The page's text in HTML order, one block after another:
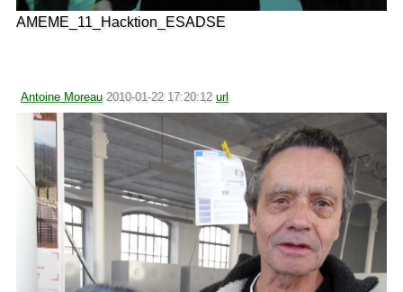
AMEME_11_Hacktion_ESADSE
Antoine Moreau 2010-01-22 17:20:12 url